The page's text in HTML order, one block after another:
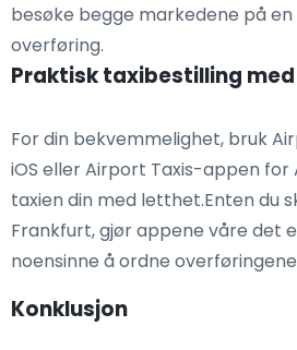
besøke begge markedene på
overføring.
Praktisk taxibestilling
For din bekvemmelighet, bruk
iOS eller Airport Taxis-appen for
taxien din med letthet.Enten du
Frankfurt, gjør appene våre det
noensinne å ordne
Konklusjon